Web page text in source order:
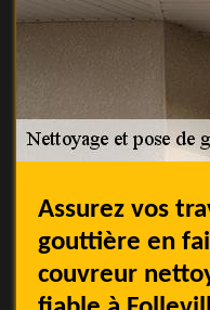
Assurez vos
gouttière en
couvreur